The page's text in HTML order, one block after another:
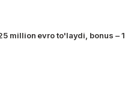
million evro to'laydi, bonus –